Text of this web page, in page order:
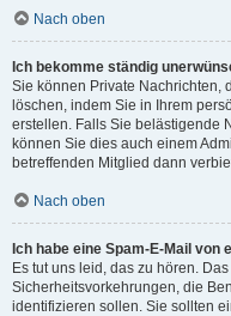
Nach oben
Ich bekomme ständig
Sie können Private Nachrichten,
löschen, indem Sie in Ihrem
erstellen. Falls Sie belästigende
können Sie dies auch einem
betreffenden Mitglied dann
Nach oben
Ich habe eine Spam-E-Mail
Es tut uns leid, das zu hören.
Sicherheitsvorkehrungen, die
identifizieren sollen. Sie sollten